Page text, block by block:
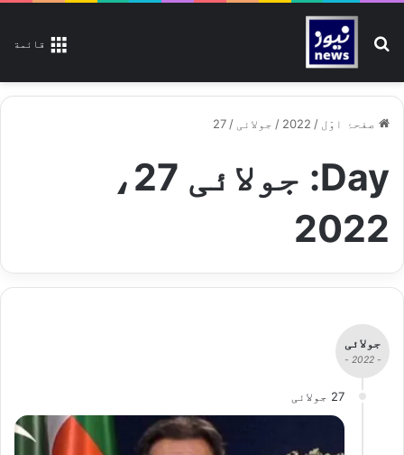
قائمة تلاش کیجیے
صفحۂ اوّل /
2022
/ جولائی /
27
Day:
جولائی 27،
2022
جولائی
- 2022 -
27 جولائی